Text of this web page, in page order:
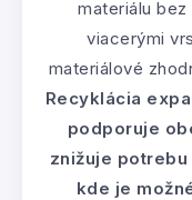
materiálu
viacerými
materiálové
Recyklácia
podporuje
znižuje
kde je